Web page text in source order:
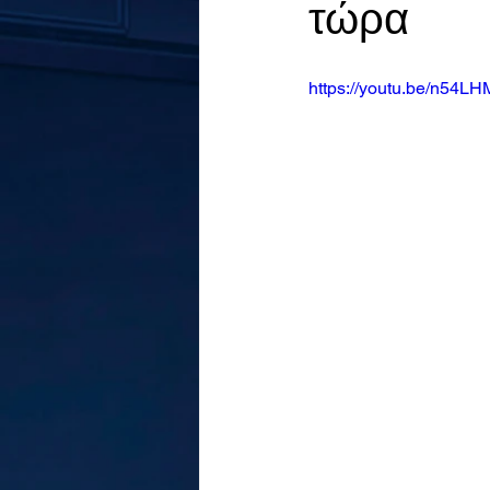
τώρα
https://youtu.be/